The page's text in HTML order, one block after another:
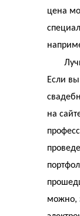
цена
Если
на
можно,